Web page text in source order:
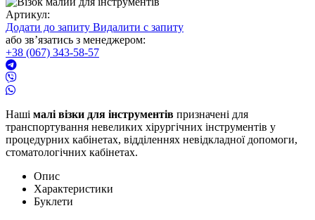
Артикул:
Додати до запиту Видалити с запиту
або звʼязатись з менеджером:
+38 (067) 343-58-57
Наші малі візки для інструментів призначені для
транспортування невеликих хірургічних інструментів у
процедурних кабінетах, відділеннях невідкладної допомоги,
стоматологічних кабінетах.
Опис
Характеристики
Буклети